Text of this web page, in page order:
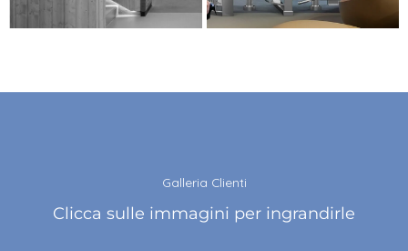
Galleria Clienti
Clicca sulle immagini per ingrandirle